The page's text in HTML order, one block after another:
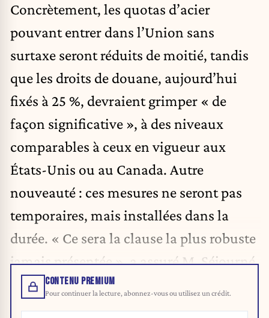
Concrètement, les quotas d’acier
pouvant entrer dans l’Union sans
surtaxe seront réduits de moitié, tandis
que les droits de douane, aujourd’hui
fixés à 25 %, devraient grimper « de
façon significative », à des niveaux
comparables à ceux en vigueur aux
États-Unis ou au Canada. Autre
nouveauté : ces mesures ne seront pas
temporaires, mais installées dans la
durée. « Ce sera la clause la plus robuste
jamais présentée », a assuré M. Séjourné.
CONTENU PREMIUM
Pour continuer la lecture, abonnez-vous ou utilisez un crédit.